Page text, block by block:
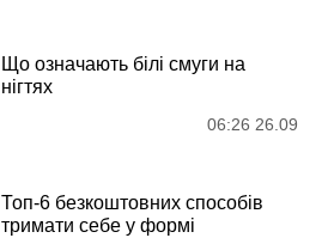
Що означають білі смуги на
нігтях
06:26 26.09
Топ-6 безкоштовних способів
тримати себе у формі